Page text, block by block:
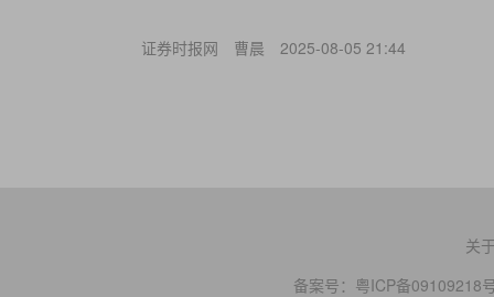
证券时报网 曹晨 2025-08-05 21:44
关
备案号： 粤ICP备09109218